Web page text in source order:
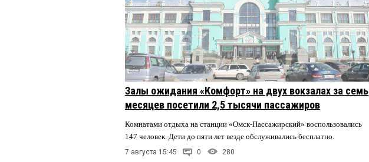
Залы ожидания «Комфорт» на двух вокзалах за семь
месяцев посетили 2,5 тысячи пассажиров
Комнатами отдыха на станции «Омск-Пассажирский» воспользовались
147 человек. Дети до пяти лет везде обслуживались бесплатно.
7 августа 15:45 0 280